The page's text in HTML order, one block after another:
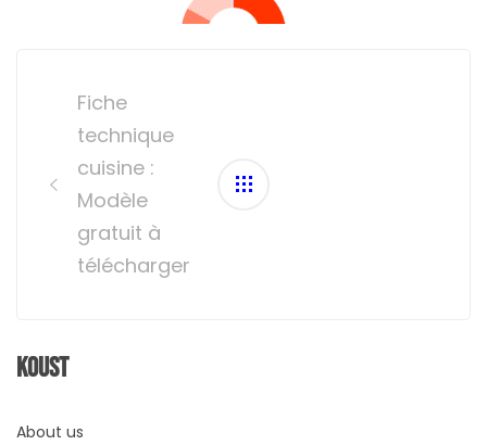
navigation
Fiche
technique
cuisine :
Modèle
gratuit à
télécharger
Koust
About us